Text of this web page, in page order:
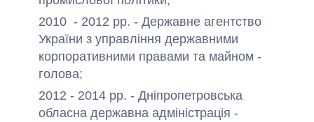
2010 - 2012 рр. - Державне агентство
України з управління державними
корпоративними правами та майном -
голова;
2012 - 2014 рр. - Дніпропетровська
обласна державна адміністрація -